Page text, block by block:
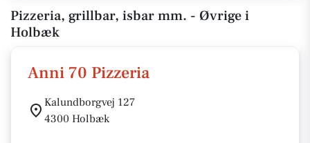
Pizzeria, grillbar, isbar mm. - Øvrige i
Holbæk
Anni 70 Pizzeria
Kalundborgvej 127
4300 Holbæk